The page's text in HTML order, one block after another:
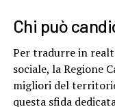
Chi può
Per tradurre in
sociale, la Regione
migliori del
questa sfida